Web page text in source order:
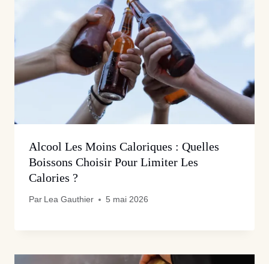
Alcool Les Moins Caloriques : Quelles
Boissons Choisir Pour Limiter Les
Calories ?
Par Lea Gauthier 5 mai 2026